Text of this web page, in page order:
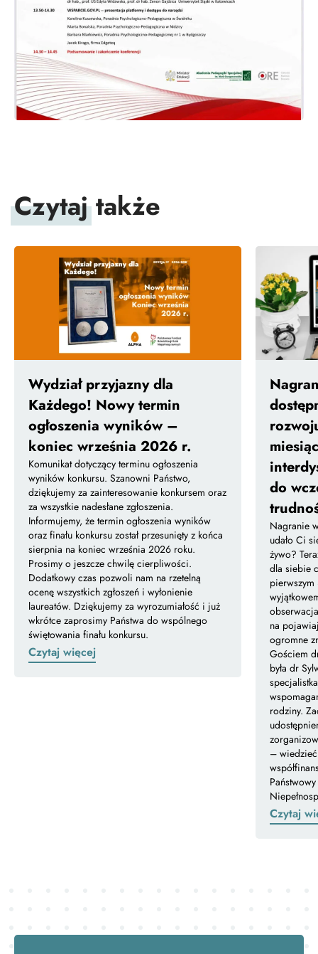
Czytajtakże
Wydział przyjazny dla
Każdego! Nowy termin
ogłoszenia wyników –
koniec września 2026 r.
Komunikat dotyczący terminu ogłoszenia
wyników konkursu. Szanowni Państwo,
dziękujemy za zainteresowanie konkursem oraz
za wszystkie nadesłane zgłoszenia.
Informujemy, że termin ogłoszenia wyników
oraz finału konkursu został przesunięty z końca
sierpnia na koniec września 2026 roku.
Prosimy o jeszcze chwilę cierpliwości.
Dodatkowy czas pozwoli nam na rzetelną
ocenę wszystkich zgłoszeń i wyłonienie
laureatów. Dziękujemy za wyrozumiałość i już
wkrótce zaprosimy Państwa do wspólnego
świętowania finału konkursu.
Czytaj więcej
do
Nagranie
udało Ci
żywo?
dla siebie
na
ogromne
Gościem
była dr
rodziny.
–
Czytaj